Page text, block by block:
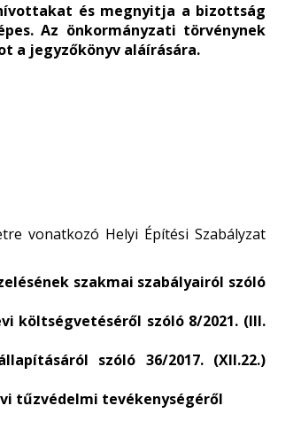
és megnyitja a bizottság
Az önkormányzati törvénynek
a jegyzőkönyv aláírására.
vonatkozó Helyi Építési Szabályzat
szakmai szabályairól szóló
költségvetéséről szóló 8/2021. (III.
szóló 36/2017. (XII.22.)
tűzvédelmi tevékenységéről